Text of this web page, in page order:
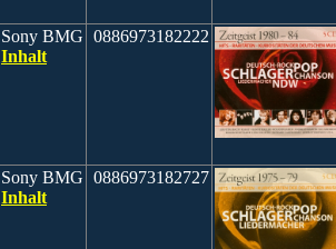
Sony BMG
Inhalt
0886973182222
Sony BMG
Inhalt
0886973182727